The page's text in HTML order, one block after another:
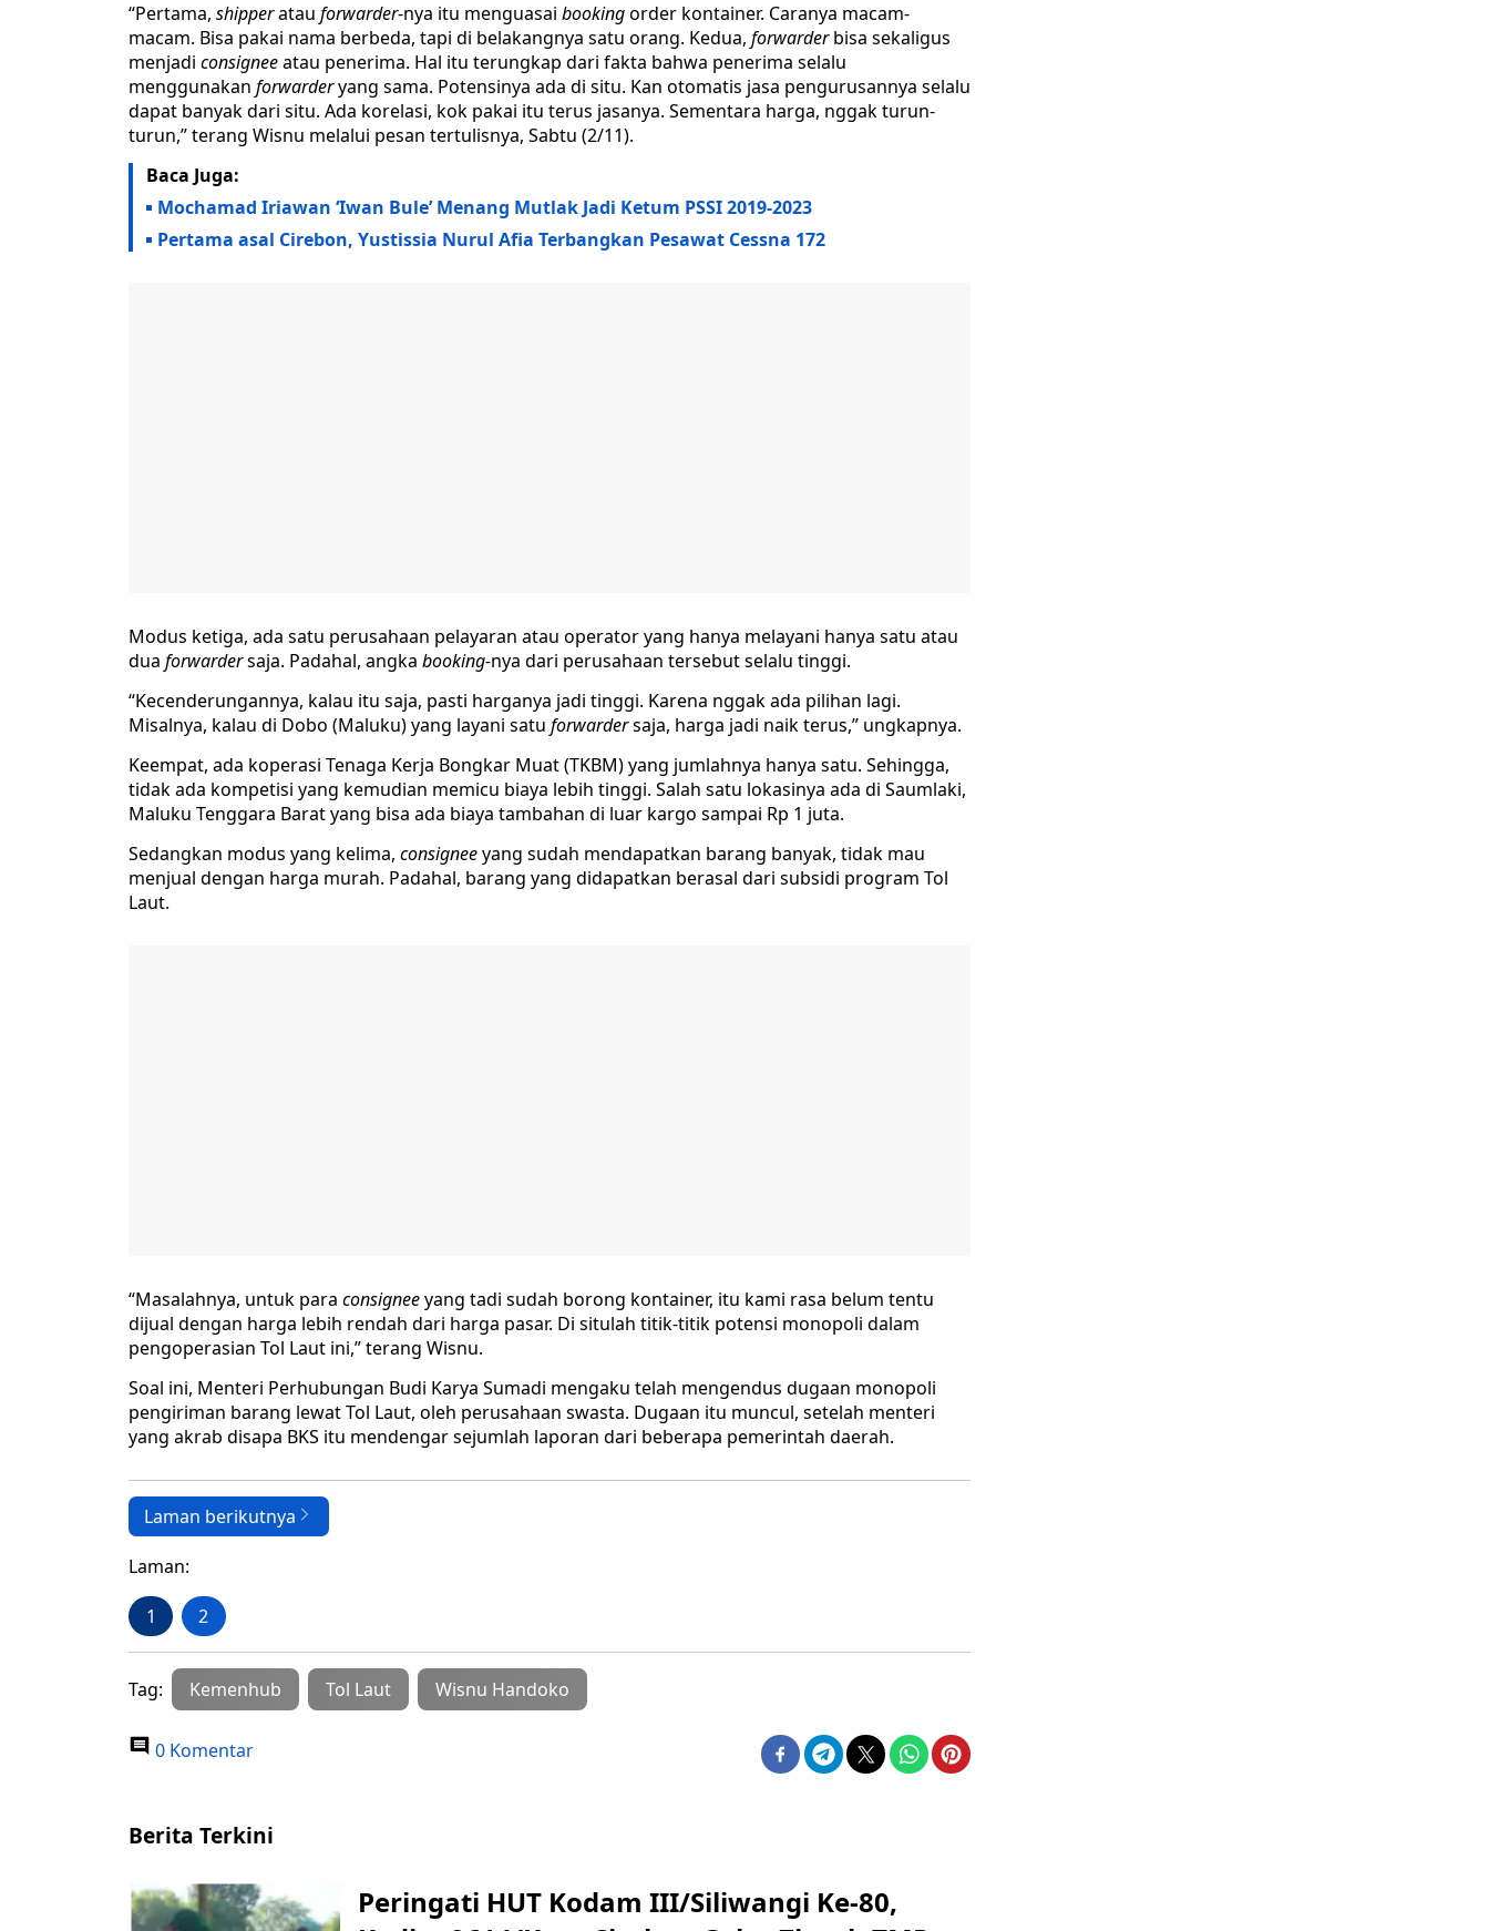
“Pertama, shipperatau forwarder-nya itu menguasai bookingorder kontainer. Caranya macam-
macam. Bisa pakai nama berbeda, tapi di belakangnya satu orang. Kedua, forwarderbisa sekaligus
menjadi consigneeatau penerima. Hal itu terungkap dari fakta bahwa penerima selalu
menggunakan forwarderyang sama. Potensinya ada di situ. Kan otomatis jasa pengurusannya selalu
dapat banyak dari situ. Ada korelasi, kok pakai itu terus jasanya. Sementara harga, nggak turun-
turun,” terang Wisnu melalui pesan tertulisnya, Sabtu (2/11).
Baca Juga:
Mochamad Iriawan ‘Iwan Bule’ Menang Mutlak Jadi Ketum PSSI 2019-2023
Pertama asal Cirebon, Yustissia Nurul Afia Terbangkan Pesawat Cessna 172
Modus ketiga, ada satu perusahaan pelayaran atau operator yang hanya melayani hanya satu atau
dua forwardersaja. Padahal, angka booking-nya dari perusahaan tersebut selalu tinggi.
“Kecenderungannya, kalau itu saja, pasti harganya jadi tinggi. Karena nggak ada pilihan lagi.
Misalnya, kalau di Dobo (Maluku) yang layani satu forwardersaja, harga jadi naik terus,” ungkapnya.
Keempat, ada koperasi Tenaga Kerja Bongkar Muat (TKBM) yang jumlahnya hanya satu. Sehingga,
tidak ada kompetisi yang kemudian memicu biaya lebih tinggi. Salah satu lokasinya ada di Saumlaki,
Maluku Tenggara Barat yang bisa ada biaya tambahan di luar kargo sampai Rp 1 juta.
Sedangkan modus yang kelima, consigneeyang sudah mendapatkan barang banyak, tidak mau
menjual dengan harga murah. Padahal, barang yang didapatkan berasal dari subsidi program Tol
Laut.
“Masalahnya, untuk para consigneeyang tadi sudah borong kontainer, itu kami rasa belum tentu
dijual dengan harga lebih rendah dari harga pasar. Di situlah titik-titik potensi monopoli dalam
pengoperasian Tol Laut ini,” terang Wisnu.
Soal ini, Menteri Perhubungan Budi Karya Sumadi mengaku telah mengendus dugaan monopoli
pengiriman barang lewat Tol Laut, oleh perusahaan swasta. Dugaan itu muncul, setelah menteri
yang akrab disapa BKS itu mendengar sejumlah laporan dari beberapa pemerintah daerah.
Laman berikutnya
Laman:
1 2
Tag: Kemenhub Tol Laut Wisnu Handoko
0 Komentar
Berita Terkini
Peringati HUT Kodam III/Siliwangi Ke-80,